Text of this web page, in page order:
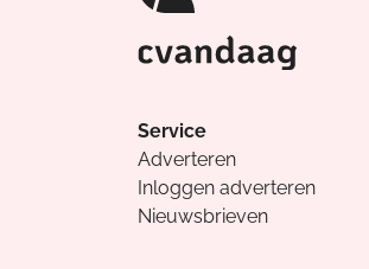
Service
Adverteren
Inloggen adverteren
Nieuwsbrieven